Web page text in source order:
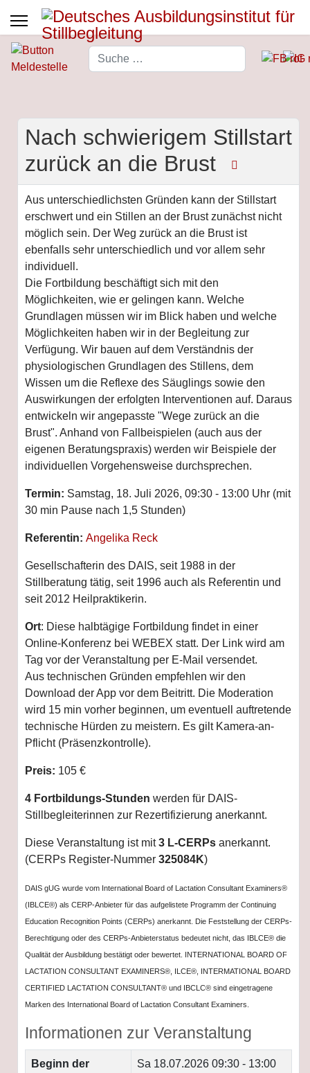
Suchen
Nach schwierigem Stillstart
zurück an die Brust
Aus unterschiedlichsten Gründen kann der Stillstart
erschwert und ein Stillen an der Brust zunächst nicht
möglich sein. Der Weg zurück an die Brust ist
ebenfalls sehr unterschiedlich und vor allem sehr
individuell.
Die Fortbildung beschäftigt sich mit den
Möglichkeiten, wie er gelingen kann. Welche
Grundlagen müssen wir im Blick haben und welche
Möglichkeiten haben wir in der Begleitung zur
Verfügung. Wir bauen auf dem Verständnis der
physiologischen Grundlagen des Stillens, dem
Wissen um die Reflexe des Säuglings sowie den
Auswirkungen der erfolgten Interventionen auf. Daraus
entwickeln wir angepasste "Wege zurück an die
Brust". Anhand von Fallbeispielen (auch aus der
eigenen Beratungspraxis) werden wir Beispiele der
individuellen Vorgehensweise durchsprechen.
Termin: Samstag, 18. Juli 2026, 09:30 - 13:00 Uhr (mit
30 min Pause nach 1,5 Stunden)
Referentin: Angelika Reck
Gesellschafterin des DAIS, seit 1988 in der
Stillberatung tätig, seit 1996 auch als Referentin und
seit 2012 Heilpraktikerin.
Ort: Diese halbtägige Fortbildung findet in einer
Online-Konferenz bei WEBEX statt. Der Link wird am
Tag vor der Veranstaltung per E-Mail versendet.
Aus technischen Gründen empfehlen wir den
Download der App vor dem Beitritt. Die Moderation
wird 15 min vorher beginnen, um eventuell auftretende
technische Hürden zu meistern. Es gilt Kamera-an-
Pflicht (Präsenzkontrolle).
Preis: 105 €
4 Fortbildungs-Stunden werden für DAIS-
Stillbegleiterinnen zur Rezertifizierung anerkannt.
Diese Veranstaltung ist mit3 L-CERPs anerkannt.
(CERPs Register-Nummer 325084K)
DAIS gUG wurde vom International Board of Lactation Consultant Examiners®
(IBLCE®) als CERP-Anbieter für das aufgelistete Programm der Continuing
Education Recognition Points (CERPs) anerkannt. Die Feststellung der CERPs-
Berechtigung oder des CERPs-Anbieterstatus bedeutet nicht, das IBLCE® die
Qualität der Ausbildung bestätigt oder bewertet. INTERNATIONAL BOARD OF
LACTATION CONSULTANT EXAMINERS®, ILCE®, INTERMATIONAL BOARD
CERTIFIED LACTATION CONSULTANT® und IBCLC® sind eingetragene
Marken des International Board of Lactation Consultant Examiners.
Informationen zur Veranstaltung
Beginn der
Sa 18.07.2026 09:30 - 13:00